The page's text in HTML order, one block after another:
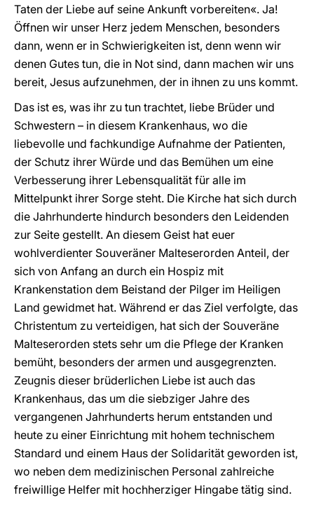
Taten der Liebe auf seine Ankunft vorbereiten«. Ja!
Öffnen wir unser Herz jedem Menschen, besonders
dann, wenn er in Schwierigkeiten ist, denn wenn wir
denen Gutes tun, die in Not sind, dann machen wir uns
bereit, Jesus aufzunehmen, der in ihnen zu uns kommt.
Das ist es, was ihr zu tun trachtet, liebe Brüder und
Schwestern – in diesem Krankenhaus, wo die
liebevolle und fachkundige Aufnahme der Patienten,
der Schutz ihrer Würde und das Bemühen um eine
Verbesserung ihrer Lebensqualität für alle im
Mittelpunkt ihrer Sorge steht. Die Kirche hat sich durch
die Jahrhunderte hindurch besonders den Leidenden
zur Seite gestellt. An diesem Geist hat euer
wohlverdienter Souveräner Malteserorden Anteil, der
sich von Anfang an durch ein Hospiz mit
Krankenstation dem Beistand der Pilger im Heiligen
Land gewidmet hat. Während er das Ziel verfolgte, das
Christentum zu verteidigen, hat sich der Souveräne
Malteserorden stets sehr um die Pflege der Kranken
bemüht, besonders der armen und ausgegrenzten.
Zeugnis dieser brüderlichen Liebe ist auch das
Krankenhaus, das um die siebziger Jahre des
vergangenen Jahrhunderts herum entstanden und
heute zu einer Einrichtung mit hohem technischem
Standard und einem Haus der Solidarität geworden ist,
wo neben dem medizinischen Personal zahlreiche
freiwillige Helfer mit hochherziger Hingabe tätig sind.